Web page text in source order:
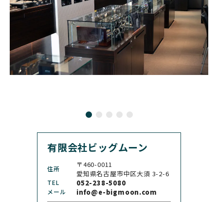
ALAIN SILBERSTEIN
アラン・シルベスタイン
CITIZEN
シチズン
BREITLING
ブライトリング
BRUNO SOHNLE Glash
utte
ブルーノ・ゾンレー・ グ
ラスヒュッテ
BULOVA
ブローバ
BVLGARI
ブルガリ
CHANEL
シャネル
CHOPARD
ショパール
CHRISTOPHER WARD
クリストファー・ウォー
CHRONO TOKYO
有限会社ビッグムーン
住所
〒460-0011
愛知県名古屋市中区大須 3-2-6
TEL 052-238-5080
メール info@e-bigmoon.com